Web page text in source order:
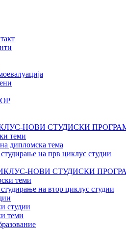
НОВИ СТУДИСКИ
теми
дипломска тема
на прв циклус студии
НОВИ СТУДИСКИ
теми
на втор циклус студии
студии
теми